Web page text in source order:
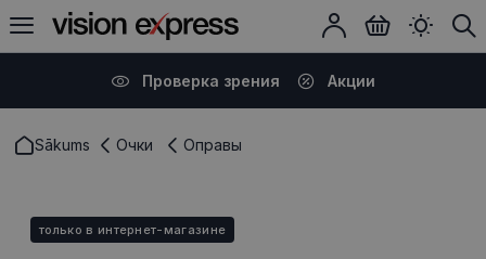
Проверка зрения Акции
Sākums Очки Оправы
только в интернет-магазине